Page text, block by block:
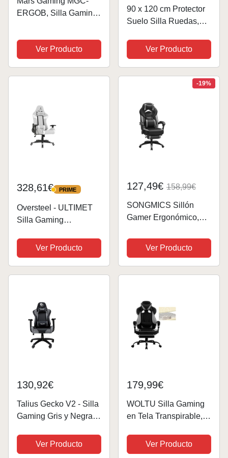
ERGOB, Silla Gaming
Transpirable,
Reposacabezas
Regulable, Altura
Ver Producto
90 x 120 cm Protector
Suelo Silla Ruedas,
Antideslizante
Protector Suelo,
Alfombra Silla Ruedas,
Alfombra Silla Gaming,
de...
Ver Producto
328,61€ PRIME
PRIME
Oversteel - ULTIMET
Silla Gaming
Transpirable,
Reposabrazos 2D,
Ajustable en Altura,
3, Hasta...
Ver Producto
-19%
127,49€ 158,99€
SONGMICS Sillón
Gamer Ergonómico,
Oficina, con
Reposapiés
telescópico,
Lumbar, Capacidad de
Carga 150...
Ver Producto
130,92€
Talius Gecko V2 - Silla
Gaming Gris y Negra
Basculante, Alta
Densidad y Nylon
Ver Producto
179,99€
WOLTU Silla Gaming
en Tela Transpirable,
Gamer con
Reposapiés, Sillón
Ver Producto